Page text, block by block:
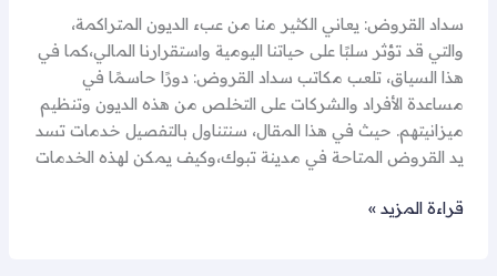
سداد القروض: يعاني الكثير منا من عبء الديون المتراكمة،
والتي قد تؤثر سلبًا على حياتنا اليومية واستقرارنا المالي،كما في
هذا السياق، تلعب مكاتب سداد القروض: دورًا حاسمًا في
مساعدة الأفراد والشركات على التخلص من هذه الديون وتنظيم
ميزانيتهم. حيث في هذا المقال، سنتناول بالتفصيل خدمات تسد
يد القروض المتاحة في مدينة تبوك،وكيف يمكن لهذه الخدمات
قراءة المزيد »